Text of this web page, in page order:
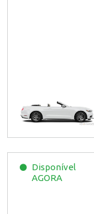
Disponível
AGORA